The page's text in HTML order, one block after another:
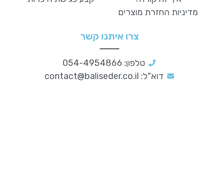
מדיניות החזרת מוצרים
צרו איתנו קשר
טלפון: 054-4954866
דוא"ל: contact@baliseder.co.il